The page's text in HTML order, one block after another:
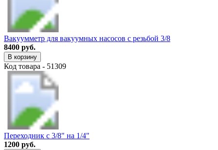
Вакуумметр для вакуумных насосов с резьбой 3/8
8400 руб.
В корзину
Код товара - 51309
Переходник с 3/8" на 1/4"
1200 руб.